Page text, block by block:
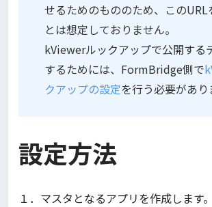
せるためのもののため、このURL
とは想定しておりません。
kViewerルックアップで公開する
するためには、FormBridge側で
クアップの設定を行う必要があり
設定方法
１．マスタとなるアプリを作成します。